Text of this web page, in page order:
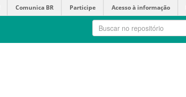
Comunica BR Participe Acesso à informação